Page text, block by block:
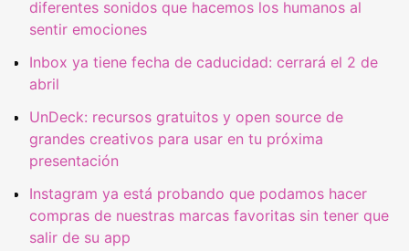
diferentes sonidos que hacemos los humanos al
sentir emociones
Inbox ya tiene fecha de caducidad: cerrará el 2 de
abril
UnDeck: recursos gratuitos y open source de
grandes creativos para usar en tu próxima
presentación
Instagram ya está probando que podamos hacer
compras de nuestras marcas favoritas sin tener que
salir de su app